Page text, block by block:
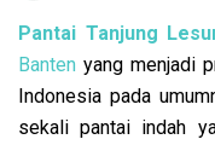
Pantai Tanjung
Banten yang menjadi
Indonesia pada
sekali pantai indah